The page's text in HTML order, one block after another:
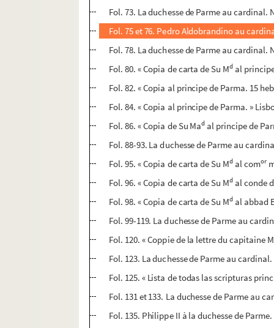
Fol. 73. La duchesse de Parme au cardinal.
Fol. 75 et 76. Pedro Aldobrandino au
Fol. 78. La duchesse de Parme au cardinal.
Fol. 80. « Copia de carta de Su Md al
Fol. 82. « Copia al principe de Parma. 15 heb
Fol. 84. « Copia al principe de Parma. »
Fol. 86. « Copia de Su Mad al principe de
Fol. 88-93. La duchesse de Parme au
Fol. 95. « Copia de carta de Su Md al comor
Fol. 96. « Copia de carta de Su Md al conde
Fol. 98. « Copia de carta de Su Md al abbad
Fol. 99-119. La duchesse de Parme au
Fol. 120. « Coppie de la lettre du capitaine
Fol. 123. La duchesse de Parme au
Fol. 125. « Lista de todas las scripturas
Fol. 131 et 133. La duchesse de Parme au
Fol. 135. Philippe II à la duchesse de